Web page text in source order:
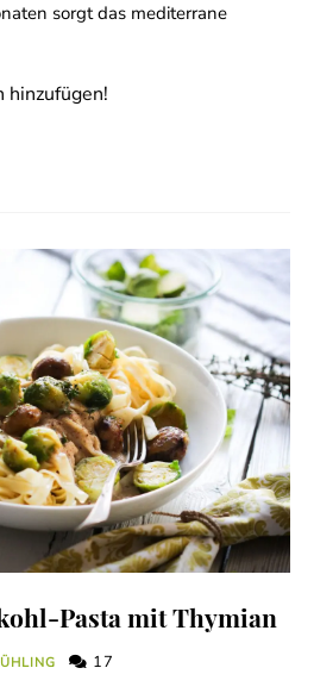
sorgt das mediterrane
hinzufügen!
Pasta mit Thymian
17